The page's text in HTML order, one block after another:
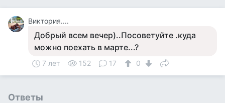
Виктория....
Добрый всем вечер)..Посоветуйте .куда
можно поехать в марте...?
7 лет 152 17 0
Ответы